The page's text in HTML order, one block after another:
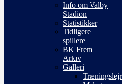
Info om Valby
Stadion
Statistikker
Tidligere
spillere
BK Frem
Arkiv
Galleri
Træningslejr